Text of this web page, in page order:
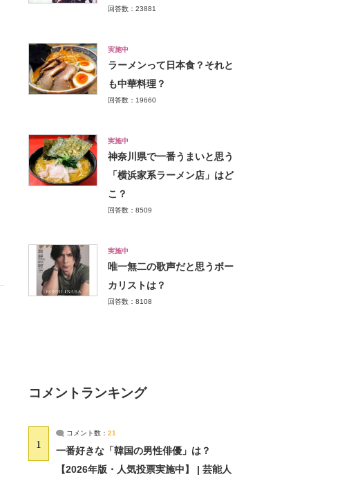
回答数：23881
実施中
ラーメンって日本食？それと
も中華料理？
回答数：19660
実施中
神奈川県で一番うまいと思う
「横浜家系ラーメン店」はど
こ？
回答数：8509
実施中
唯一無二の歌声だと思うボー
カリストは？
回答数：8108
コメントランキング
1
コメント数： 21
一番好きな「韓国の男性俳優」は？
【2026年版・人気投票実施中】 | 芸能人